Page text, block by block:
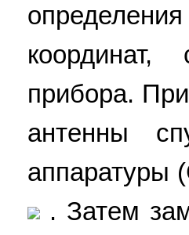
прибора.
антенны
аппаратуры
. Затем